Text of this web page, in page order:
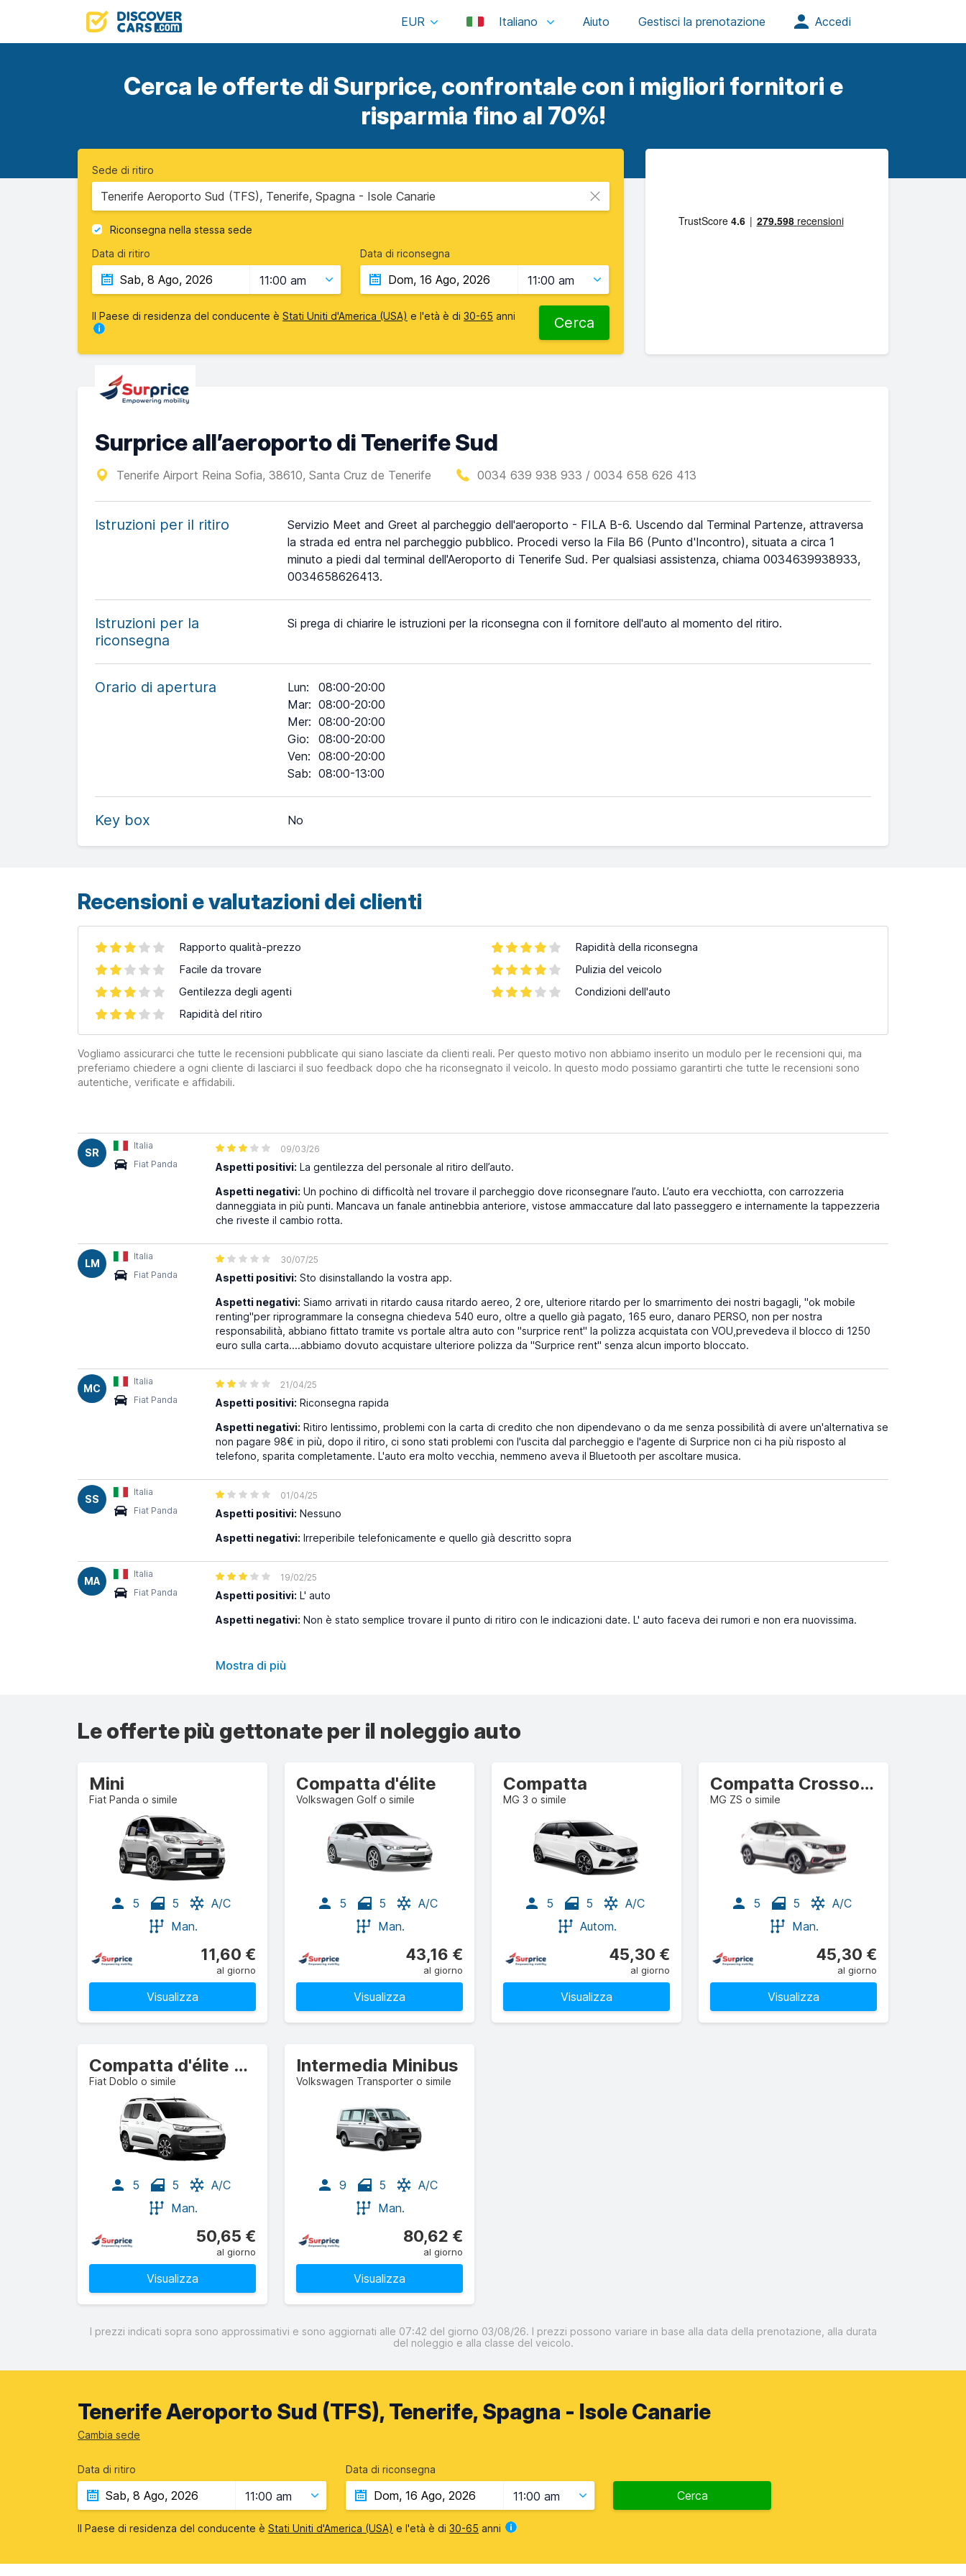
EUR Italiano
Cerca le offerte di Surprice, confrontale con i migliori fornitori e
risparmia fino al 70%!
Sede di ritiro
Tenerife Aeroporto Sud (TFS), Tenerife, Spagna - Isole Canarie
Riconsegna nella stessa sede
Data di ritiro
11:00 am
Data di riconsegna
11:00 am
Il Paese di residenza del conducente è Stati Uniti d'America (USA) e l'età è di 30-65 anni Cerca
Surprice all’aeroporto di Tenerife Sud
Tenerife Airport Reina Sofia, 38610, Santa Cruz de Tenerife 0034 639 938 933 / 0034 658 626 413
Istruzioni per il ritiro
Servizio Meet and Greet al parcheggio dell'aeroporto - FILA B-6. Uscendo dal Terminal Partenze, attraversa
la strada ed entra nel parcheggio pubblico. Procedi verso la Fila B6 (Punto d'Incontro), situata a circa 1
minuto a piedi dal terminal dell'Aeroporto di Tenerife Sud. Per qualsiasi assistenza, chiama 0034639938933,
0034658626413.
Istruzioni per la
riconsegna
Si prega di chiarire le istruzioni per la riconsegna con il fornitore dell'auto al momento del ritiro.
Orario di apertura Lun:
08:00-20:00
Mar: 08:00-20:00
Mer: 08:00-20:00
Gio:
08:00-20:00
Ven: 08:00-20:00
Sab: 08:00-13:00
Key box No
Recensioni e valutazioni dei clienti
Rapporto qualità-prezzo
Facile da trovare
Gentilezza degli agenti
Rapidità del ritiro
Rapidità della riconsegna
Pulizia del veicolo
Condizioni dell'auto
Vogliamo assicurarci che tutte le recensioni pubblicate qui siano lasciate da clienti reali. Per questo motivo non abbiamo inserito un modulo per le recensioni qui, ma
preferiamo chiedere a ogni cliente di lasciarci il suo feedback dopo che ha riconsegnato il veicolo. In questo modo possiamo garantirti che tutte le recensioni sono
autentiche, verificate e affidabili.
SR
Italia
Fiat Panda
09/03/26
Aspetti positivi: La gentilezza del personale al ritiro dell’auto.
Aspetti negativi: Un pochino di difficoltà nel trovare il parcheggio dove riconsegnare l’auto. L’auto era vecchiotta, con carrozzeria
danneggiata in più punti. Mancava un fanale antinebbia anteriore, vistose ammaccature dal lato passeggero e internamente la tappezzeria
che riveste il cambio rotta.
LM
Italia
Fiat Panda
30/07/25
Aspetti positivi: Sto disinstallando la vostra app.
Aspetti negativi: Siamo arrivati in ritardo causa ritardo aereo, 2 ore, ulteriore ritardo per lo smarrimento dei nostri bagagli, "ok mobile
renting"per riprogrammare la consegna chiedeva 540 euro, oltre a quello già pagato, 165 euro, danaro PERSO, non per nostra
responsabilità, abbiano fittato tramite vs portale altra auto con "surprice rent" la polizza acquistata con VOU,prevedeva il blocco di 1250
euro sulla carta....abbiamo dovuto acquistare ulteriore polizza da "Surprice rent" senza alcun importo bloccato.
MC
Italia
Fiat Panda
21/04/25
Aspetti positivi: Riconsegna rapida
Aspetti negativi: Ritiro lentissimo, problemi con la carta di credito che non dipendevano o da me senza possibilità di avere un'alternativa se
non pagare 98€ in più, dopo il ritiro, ci sono stati problemi con l'uscita dal parcheggio e l'agente di Surprice non ci ha più risposto al
telefono, sparita completamente. L'auto era molto vecchia, nemmeno aveva il Bluetooth per ascoltare musica.
SS
Italia
Fiat Panda
01/04/25
Aspetti positivi: Nessuno
Aspetti negativi: Irreperibile telefonicamente e quello già descritto sopra
MA
Italia
Fiat Panda
19/02/25
Aspetti positivi: L' auto
Aspetti negativi: Non è stato semplice trovare il punto di ritiro con le indicazioni date. L' auto faceva dei rumori e non era nuovissima.
Mostra di più
Le offerte più gettonate per il noleggio auto
Mini
Fiat Panda o simile
5 5
A/C
Man.
11,60 €
al giorno
Visualizza
Compatta d'élite
Volkswagen Golf o simile
5 5
A/C
Man.
43,16 €
al giorno
Visualizza
Compatta
MG 3 o simile
5 5
A/C
Autom.
45,30 €
al giorno
Visualizza
Compatta Crossover
MG ZS o simile
5 5
A/C
Man.
45,30 €
al giorno
Visualizza
Compatta d'élite Monovolume
Fiat Doblo o simile
5 5
A/C
Man.
50,65 €
al giorno
Visualizza
Intermedia Minibus
Volkswagen Transporter o simile
9 5
A/C
Man.
80,62 €
al giorno
Visualizza
I prezzi indicati sopra sono approssimativi e sono aggiornati alle 07:42 del giorno 03/08/26. I prezzi possono variare in base alla data della prenotazione, alla durata
del noleggio e alla classe del veicolo.
Tenerife Aeroporto Sud (TFS), Tenerife, Spagna - Isole Canarie
Cambia sede
Data di ritiro
11:00 am
Data di riconsegna
11:00 am Cerca
Il Paese di residenza del conducente è Stati Uniti d'America (USA) e l'età è di 30-65 anni